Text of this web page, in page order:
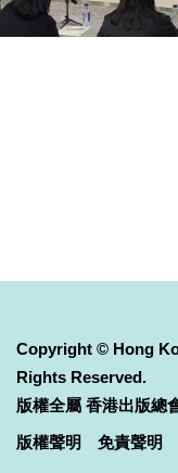
Copyright © Hong
Rights Reserved.
版權全屬 香港出版總
版權聲明
免責聲明